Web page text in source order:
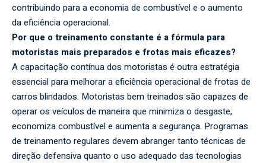
contribuindo para a economia de combustível e o aumento
da eficiência operacional.
Por que o treinamento constante é a fórmula para
motoristas mais preparados e frotas mais eficazes?
A capacitação contínua dos motoristas é outra estratégia
essencial para melhorar a eficiência operacional de frotas de
carros blindados. Motoristas bem treinados são capazes de
operar os veículos de maneira que minimiza o desgaste,
economiza combustível e aumenta a segurança. Programas
de treinamento regulares devem abranger tanto técnicas de
direção defensiva quanto o uso adequado das tecnologias